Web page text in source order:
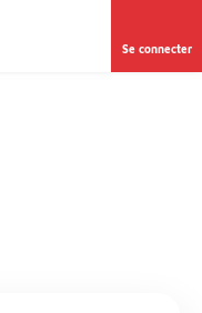
Se connecter